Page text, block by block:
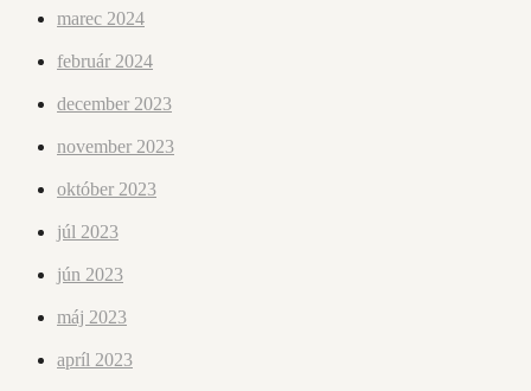
marec 2024
február 2024
december 2023
november 2023
október 2023
júl 2023
jún 2023
máj 2023
apríl 2023